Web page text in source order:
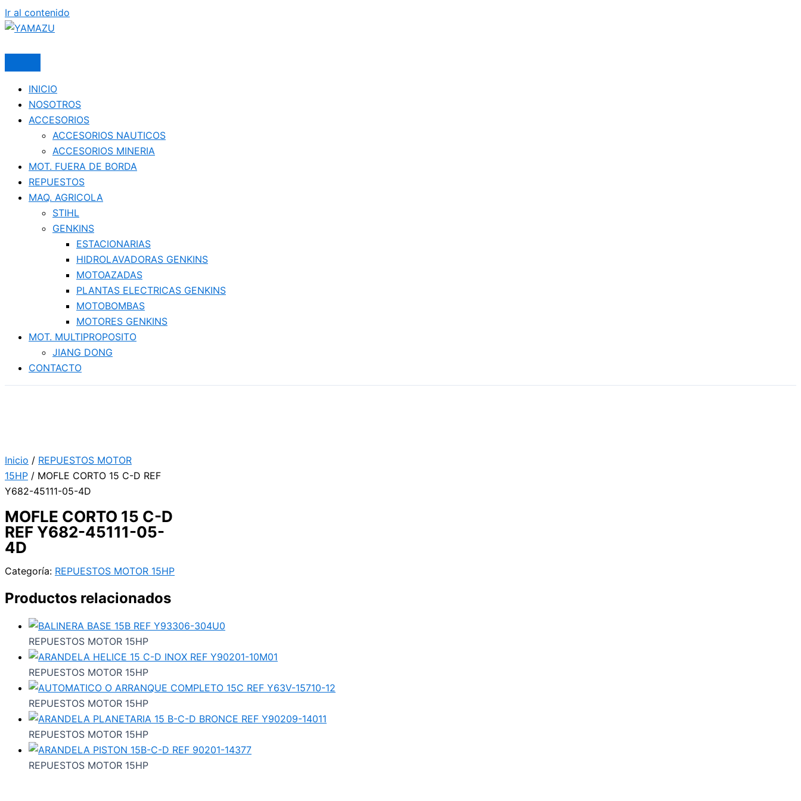
Ir al contenido
INICIO
NOSOTROS
ACCESORIOS
ACCESORIOS NAUTICOS
ACCESORIOS MINERIA
MOT. FUERA DE BORDA
REPUESTOS
MAQ. AGRICOLA
STIHL
GENKINS
ESTACIONARIAS
HIDROLAVADORAS GENKINS
MOTOAZADAS
PLANTAS ELECTRICAS GENKINS
MOTOBOMBAS
MOTORES GENKINS
MOT. MULTIPROPOSITO
JIANG DONG
CONTACTO
Inicio / REPUESTOS MOTOR
15HP / MOFLE CORTO 15 C-D REF
Y682-45111-05-4D
MOFLE CORTO 15 C-D
REF Y682-45111-05-
4D
Categoría: REPUESTOS MOTOR 15HP
Productos relacionados
REPUESTOS MOTOR 15HP
REPUESTOS MOTOR 15HP
REPUESTOS MOTOR 15HP
REPUESTOS MOTOR 15HP
REPUESTOS MOTOR 15HP